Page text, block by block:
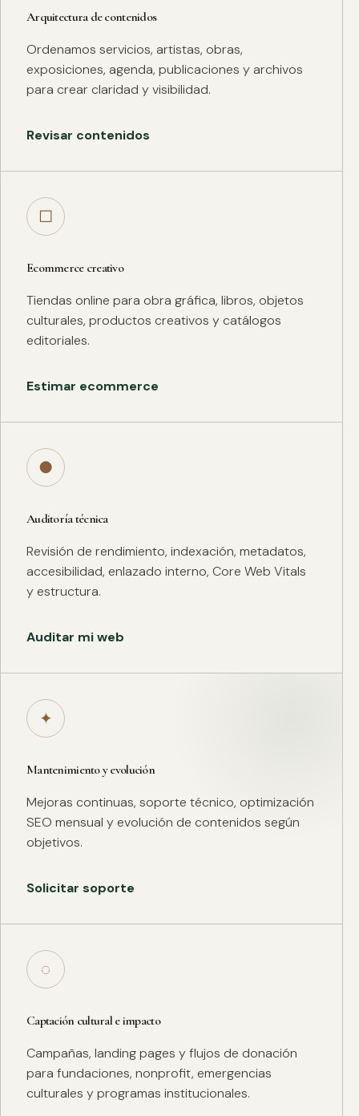
Arquitectura de contenidos
Ordenamos servicios, artistas, obras,
exposiciones, agenda, publicaciones y archivos
para crear claridad y visibilidad.
Revisar contenidos
□
Ecommerce creativo
Tiendas online para obra gráfica, libros, objetos
culturales, productos creativos y catálogos
editoriales.
Estimar ecommerce
●
Auditoría técnica
Revisión de rendimiento, indexación, metadatos,
accesibilidad, enlazado interno, Core Web Vitals
y estructura.
Auditar mi web
✦
Mantenimiento y evolución
Mejoras continuas, soporte técnico, optimización
SEO mensual y evolución de contenidos según
objetivos.
Solicitar soporte
◌
Captación cultural e impacto
Campañas, landing pages y flujos de donación
para fundaciones, nonprofit, emergencias
culturales y programas institucionales.